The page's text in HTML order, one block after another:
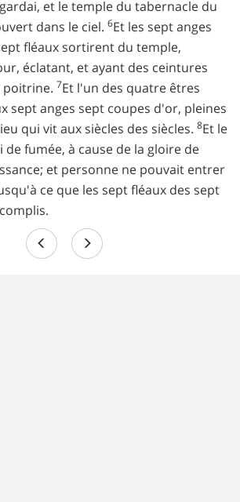
et le temple du tabernacle du
dans le ciel. 6Et les sept anges
fléaux sortirent du temple,
éclatant, et ayant des ceintures
7Et l'un des quatre êtres
sept anges sept coupes d'or, pleines
qui vit aux siècles des siècles. 8Et le
fumée, à cause de la gloire de
et personne ne pouvait entrer
ce que les sept fléaux des sept